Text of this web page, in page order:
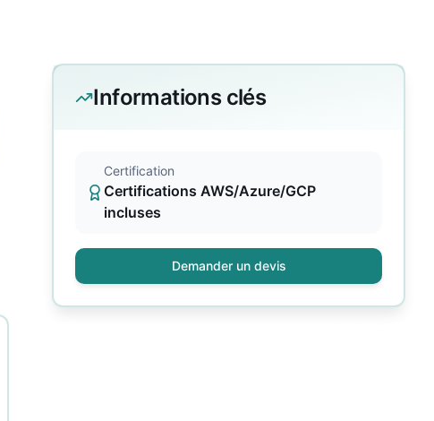
Informations clés
Certification
Certifications AWS/Azure/GCP
incluses
Demander un devis